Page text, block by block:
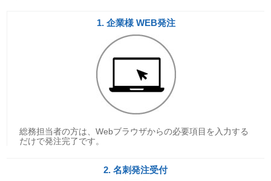
1. 企業様 WEB発注
総務担当者の方は、Webブラウザからの必要項目を入力する
だけで発注完了です。
2. 名刺発注受付